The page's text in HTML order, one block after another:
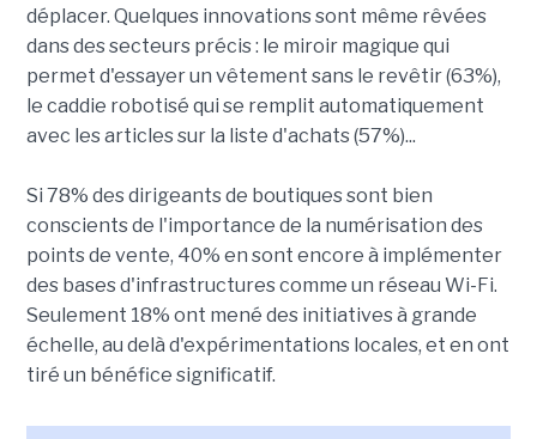
déplacer. Quelques innovations sont même rêvées
dans des secteurs précis : le miroir magique qui
permet d'essayer un vêtement sans le revêtir (63%),
le caddie robotisé qui se remplit automatiquement
avec les articles sur la liste d'achats (57%)...
Si 78% des dirigeants de boutiques sont bien
conscients de l'importance de la numérisation des
points de vente, 40% en sont encore à implémenter
des bases d'infrastructures comme un réseau Wi-Fi.
Seulement 18% ont mené des initiatives à grande
échelle, au delà d'expérimentations locales, et en ont
tiré un bénéfice significatif.